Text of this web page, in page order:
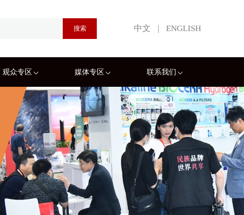
中文 | ENGLISH
观众专区 媒体专区 联系我们